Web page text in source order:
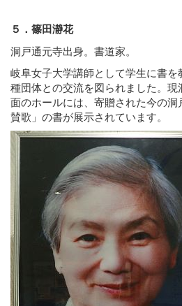
５．篠田瀞花
洞戸通元寺出身。書道家。
岐阜女子大学講師として学生に書
種団体との交流を図られました。
面のホールには、寄贈された今の
賛歌」の書が展示されています。